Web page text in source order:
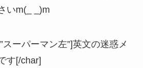
いm(_ _)m
スーパーマン左”]英文の迷惑メ
す[/char]